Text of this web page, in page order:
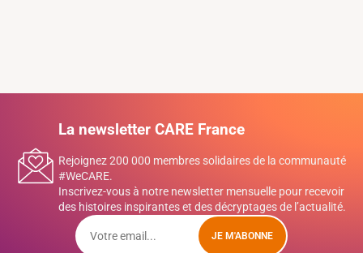
La newsletter CARE France
Rejoignez 200 000 membres solidaires de la communauté
#WeCARE.
Inscrivez-vous à notre newsletter mensuelle pour recevoir
des histoires inspirantes et des décryptages de l’actualité.
JE M'ABONNE